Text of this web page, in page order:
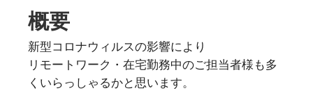
概要
新型コロナウィルスの影響により
リモートワーク・在宅勤務中のご担当者様も多
くいらっしゃるかと思います。